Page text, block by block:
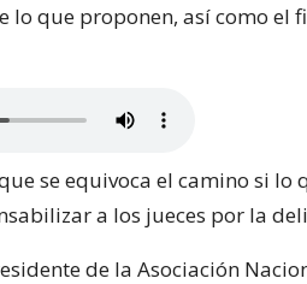
lo que proponen, así como el
se equivoca el camino si lo
a los jueces por la
de la Asociación